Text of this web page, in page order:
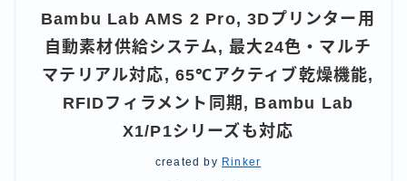
Bambu Lab AMS 2 Pro, 3Dプリンター用
自動素材供給システム, 最大24色・マルチ
マテリアル対応, 65℃アクティブ乾燥機能,
RFIDフィラメント同期, Bambu Lab
X1/P1シリーズも対応
created by Rinker